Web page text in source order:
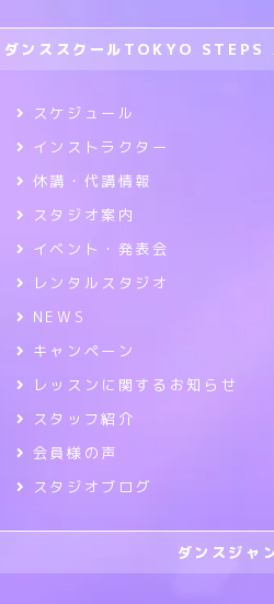
ダンススクールTOKYO STEPS
スケジュール
インストラクター
休講・代講情報
スタジオ案内
イベント・発表会
レンタルスタジオ
NEWS
キャンペーン
レッスンに関するお知らせ
スタッフ紹介
会員様の声
スタジオブログ
ダンスジャ